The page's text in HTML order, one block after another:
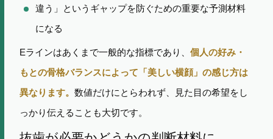
違う」というギャップを防ぐための重要な予測材料
になる
Eラインはあくまで一般的な指標であり、 個人の好み・
もとの骨格バランスによって「美しい横顔」の感じ方は
異なります。 数値だけにとらわれず、見た目の希望をし
っかり伝えることも大切です。